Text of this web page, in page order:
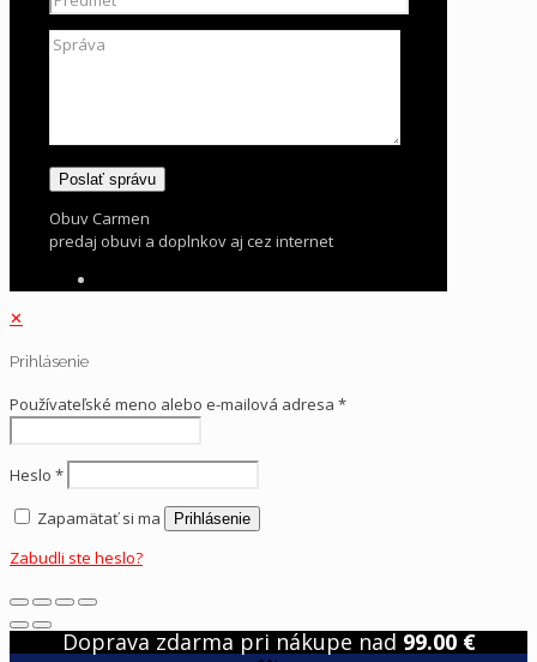
Obuv Carmen
predaj obuvi a doplnkov aj cez internet
✕
Prihlásenie
Používateľské meno alebo e-mailová adresa *
Heslo *
Zapamätať si ma
Prihlásenie
Zabudli ste heslo?
Doprava zdarma pri nákupe nad 99.00 €